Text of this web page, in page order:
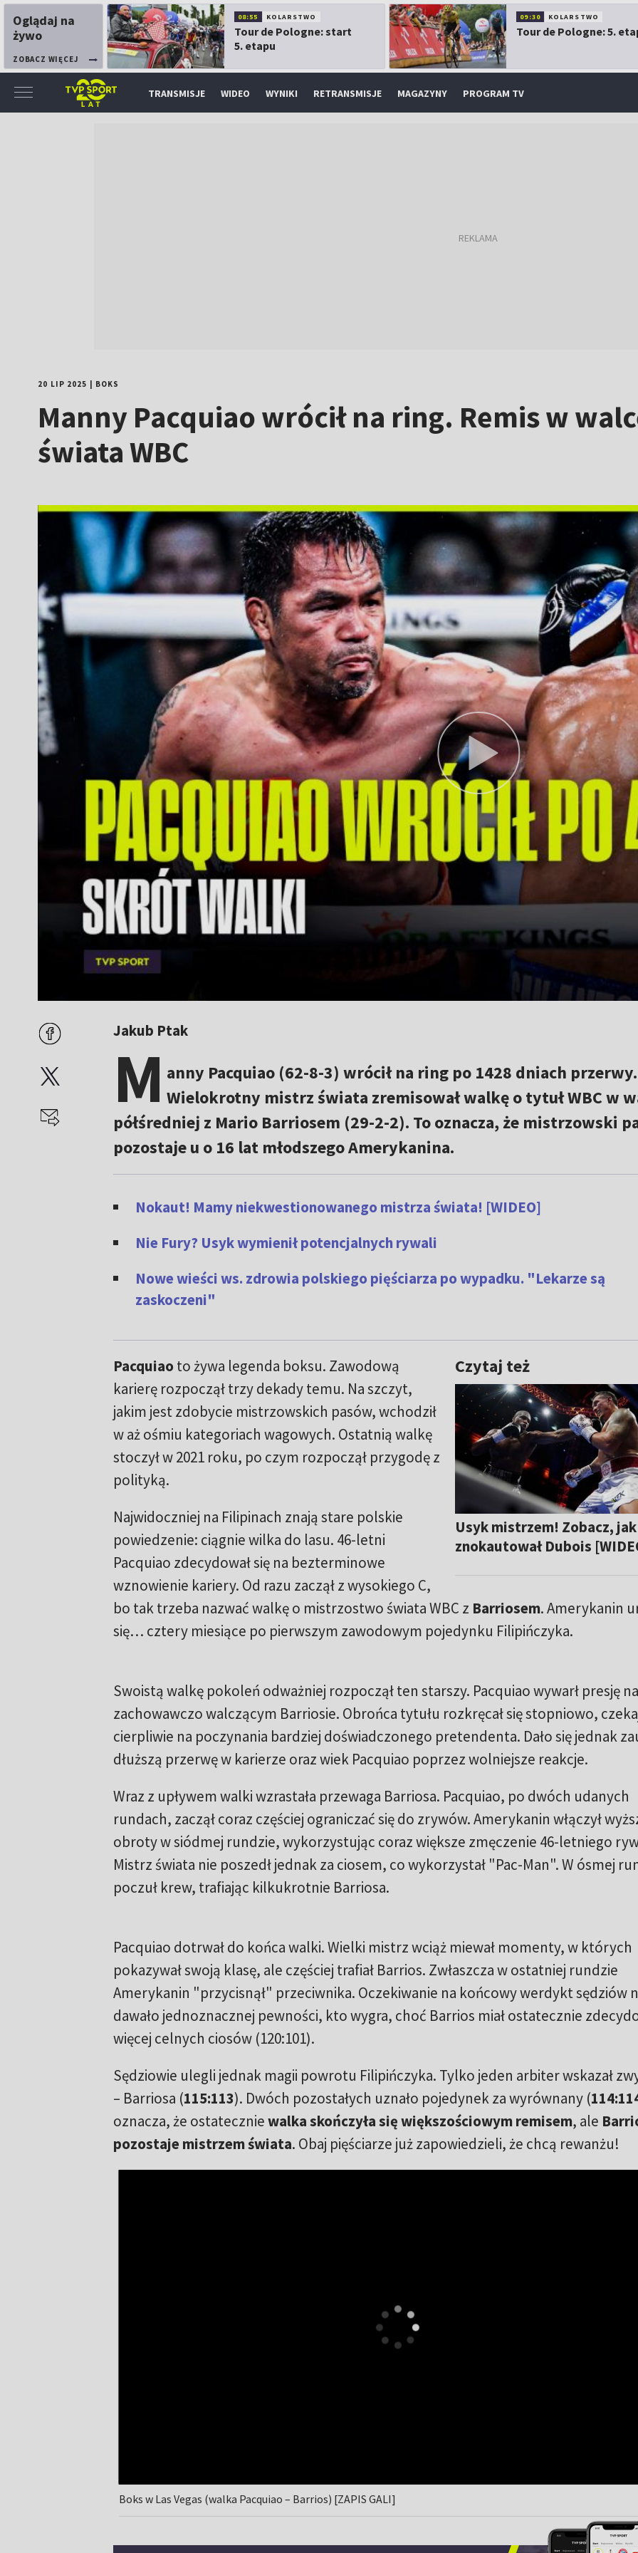
Oglądaj na
żywo
ZOBACZ WIĘCEJ
08:55 KOLARSTWO
Tour de Pologne: start
5. etapu
09:30 KOLARSTWO
Tour de Pologne: 5.
TRANSMISJE WIDEO WYNIKI RETRANSMISJE MAGAZYNY PROGRAM TV
20 LIP 2025 BOKS
Manny Pacquiao wrócił na ring. Remis w
świata WBC
Jakub Ptak
M anny Pacquiao (62-8-3) wrócił na ring po 1428 dniach przerwy.
Wielokrotny mistrz świata zremisował walkę o tytuł WBC w
półśredniej z Mario Barriosem (29-2-2). To oznacza, że mistrzowski
pozostaje u o 16 lat młodszego Amerykanina.
Nokaut! Mamy niekwestionowanego mistrza świata! [WIDEO]
Nie Fury? Usyk wymienił potencjalnych rywali
Nowe wieści ws. zdrowia polskiego pięściarza po wypadku. "Lekarze są
zaskoczeni"
Czytaj też
Usyk mistrzem! Zobacz, jak
znokautował Dubois
Pacquiao to żywa legenda boksu. Zawodową
karierę rozpoczął trzy dekady temu. Na szczyt,
jakim jest zdobycie mistrzowskich pasów, wchodził
w aż ośmiu kategoriach wagowych. Ostatnią walkę
stoczył w 2021 roku, po czym rozpoczął przygodę z
polityką.
Najwidoczniej na Filipinach znają stare polskie
powiedzenie: ciągnie wilka do lasu. 46-letni
Pacquiao zdecydował się na bezterminowe
wznowienie kariery. Od razu zaczął z wysokiego C,
bo tak trzeba nazwać walkę o mistrzostwo świata WBC z Barriosem. Amerykanin
się… cztery miesiące po pierwszym zawodowym pojedynku Filipińczyka.
Swoistą walkę pokoleń odważniej rozpoczął ten starszy. Pacquiao wywarł presję na
zachowawczo walczącym Barriosie. Obrońca tytułu rozkręcał się stopniowo,
cierpliwie na poczynania bardziej doświadczonego pretendenta. Dało się jednak
dłuższą przerwę w karierze oraz wiek Pacquiao poprzez wolniejsze reakcje.
Wraz z upływem walki wzrastała przewaga Barriosa. Pacquiao, po dwóch udanych
rundach, zaczął coraz częściej ograniczać się do zrywów. Amerykanin włączył
obroty w siódmej rundzie, wykorzystując coraz większe zmęczenie 46-letniego
Mistrz świata nie poszedł jednak za ciosem, co wykorzystał "Pac-Man". W ósmej
poczuł krew, trafiając kilkukrotnie Barriosa.
Pacquiao dotrwał do końca walki. Wielki mistrz wciąż miewał momenty, w których
pokazywał swoją klasę, ale częściej trafiał Barrios. Zwłaszcza w ostatniej rundzie
Amerykanin "przycisnął" przeciwnika. Oczekiwanie na końcowy werdykt sędziów
dawało jednoznacznej pewności, kto wygra, choć Barrios miał ostatecznie
więcej celnych ciosów (120:101).
Sędziowie ulegli jednak magii powrotu Filipińczyka. Tylko jeden arbiter wskazał
– Barriosa (115:113). Dwóch pozostałych uznało pojedynek za wyrównany (
oznacza, że ostateczniewalka skończyła się większościowym remisem, ale
pozostaje mistrzem świata. Obaj pięściarze już zapowiedzieli, że chcą rewanżu!
Boks w Las Vegas (walka Pacquiao – Barrios) [ZAPIS GALI]